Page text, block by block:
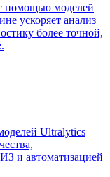
помощью моделей
ускоряет анализ
более точной,
Ultralytics
и автоматизацией